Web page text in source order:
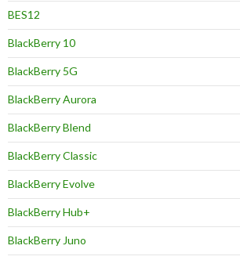
BES12
BlackBerry 10
BlackBerry 5G
BlackBerry Aurora
BlackBerry Blend
BlackBerry Classic
BlackBerry Evolve
BlackBerry Hub+
BlackBerry Juno